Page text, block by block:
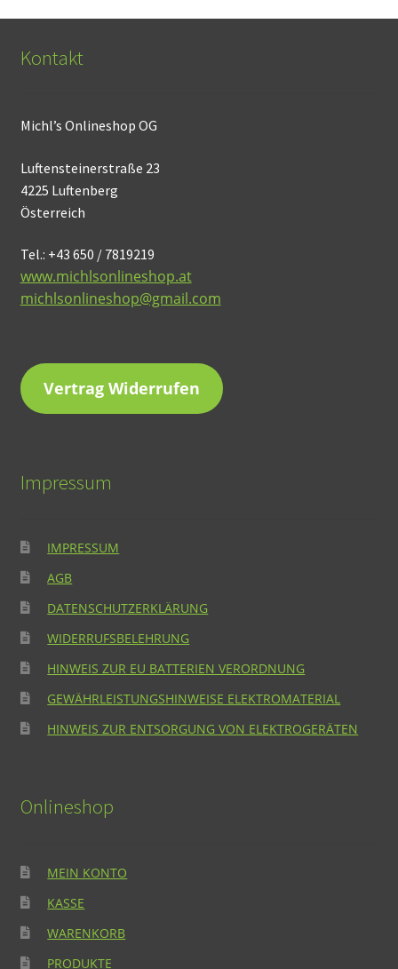
Kontakt
Michl’s Onlineshop OG
Luftensteinerstraße 23
4225 Luftenberg
Österreich
Tel.: +43 650 / 7819219
www.michlsonlineshop.at
michlsonlineshop@gmail.com
Vertrag Widerrufen
Impressum
IMPRESSUM
AGB
DATENSCHUTZERKLÄRUNG
WIDERRUFSBELEHRUNG
HINWEIS ZUR EU BATTERIEN VERORDNUNG
GEWÄHRLEISTUNGSHINWEISE ELEKTROMATERIAL
HINWEIS ZUR ENTSORGUNG VON ELEKTROGERÄTEN
Onlineshop
MEIN KONTO
KASSE
WARENKORB
PRODUKTE